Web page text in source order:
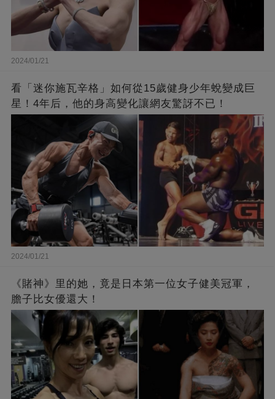
2024/01/21
看「迷你施瓦辛格」如何從15歲健身少年蛻變成巨
星！4年后，他的身高變化讓網友驚訝不已！
2024/01/21
《賭神》里的她，竟是日本第一位女子健美冠軍，
膽子比女優還大！